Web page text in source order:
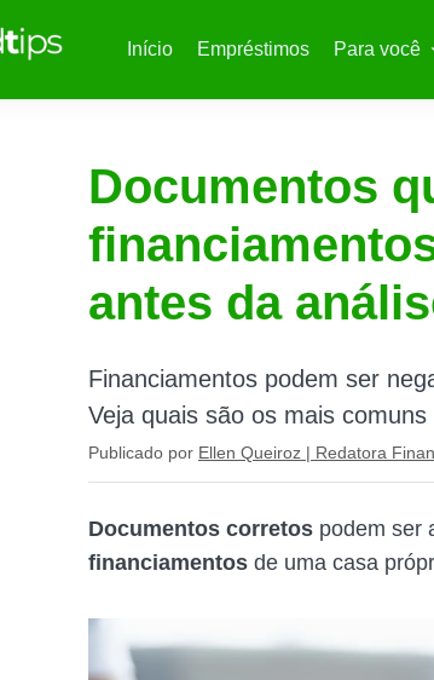
Início Empréstimos Para você
Documentos
antes da
Financiamentos podem ser
Veja quais são os mais
Publicado por Ellen Queiroz | Redatora
Documentos corretos podem ser
financiamentos de uma casa